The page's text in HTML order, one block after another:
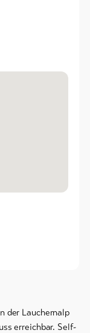
der Lauchernalp
erreichbar. Self-